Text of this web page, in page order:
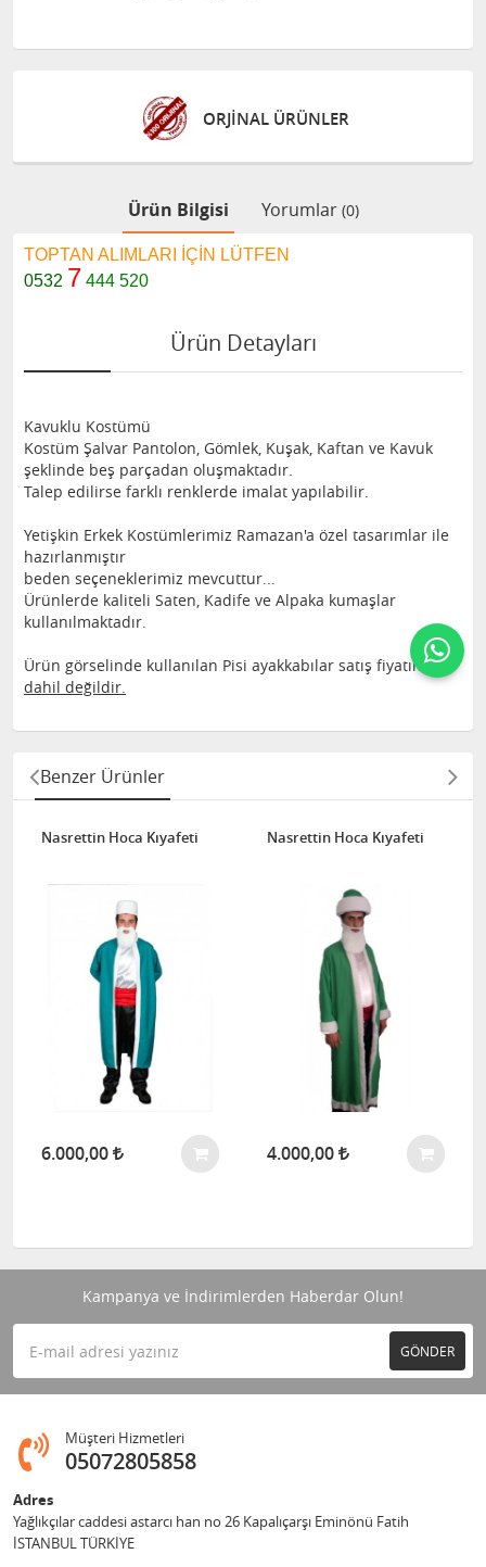
ORJİNAL ÜRÜNLER
Ürün Bilgisi Yorumlar (0)
TOPTAN ALIMLARI İÇİN LÜTFEN
0532 7 444 520
Ürün Detayları
Kavuklu Kostümü
Kostüm Şalvar Pantolon, Gömlek, Kuşak, Kaftan ve Kavuk
şeklinde beş parçadan oluşmaktadır.
Talep edilirse farklı renklerde imalat yapılabilir.
Yetişkin Erkek Kostümlerimiz Ramazan'a özel tasarımlar ile
hazırlanmıştır
beden seçeneklerimiz mevcuttur...
Ürünlerde kaliteli Saten, Kadife ve Alpaka kumaşlar
kullanılmaktadır.
Ürün görselinde kullanılan Pisi ayakkabılar satış fiyatına
dahil değildir.
Benzer Ürünler
Nasrettin Hoca Kıyafeti
6.000,00
Nasrettin Hoca Kıyafeti
4.000,00
Kampanya ve İndirimlerden Haberdar Olun!
GÖNDER
Müşteri Hizmetleri
05072805858
Adres
Yağlıkçılar caddesi astarcı han no 26 Kapalıçarşı Eminönü Fatih
İSTANBUL TÜRKİYE